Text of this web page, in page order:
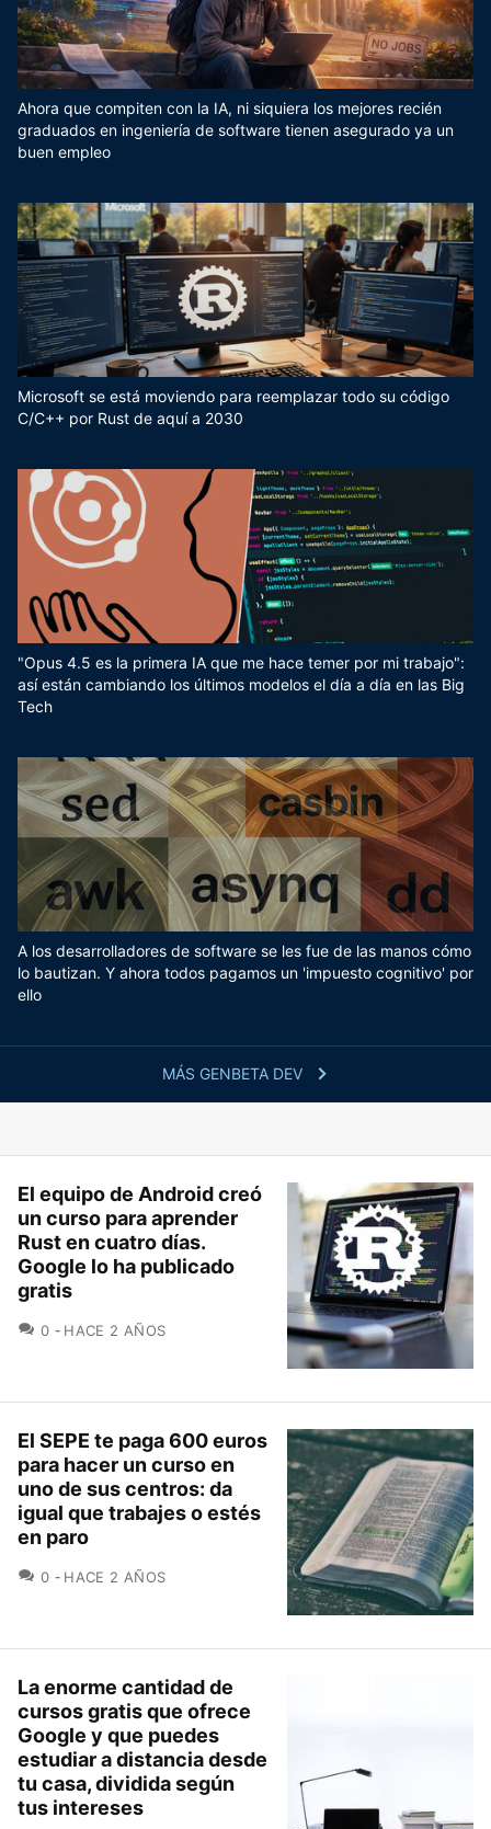
MÁS GENBETA DEV
Ahora que compiten con la IA, ni siquiera los mejores recién
graduados en ingeniería de software tienen asegurado ya un
buen empleo
Microsoft se está moviendo para reemplazar todo su código
C/C++ por Rust de aquí a 2030
"Opus 4.5 es la primera IA que me hace temer por mi trabajo":
así están cambiando los últimos modelos el día a día en las Big
Tech
A los desarrolladores de software se les fue de las manos cómo
lo bautizan. Y ahora todos pagamos un 'impuesto cognitivo' por
ello
El equipo de Android creó
un curso para aprender
Rust en cuatro días.
Google lo ha publicado
gratis
0 COMENTARIOS
HACE 2 AÑOS
El SEPE te paga 600 euros
para hacer un curso en
uno de sus centros: da
igual que trabajes o estés
en paro
0 COMENTARIOS
HACE 2 AÑOS
La enorme cantidad de
cursos gratis que ofrece
Google y que puedes
estudiar a distancia desde
tu casa, dividida según
tus intereses